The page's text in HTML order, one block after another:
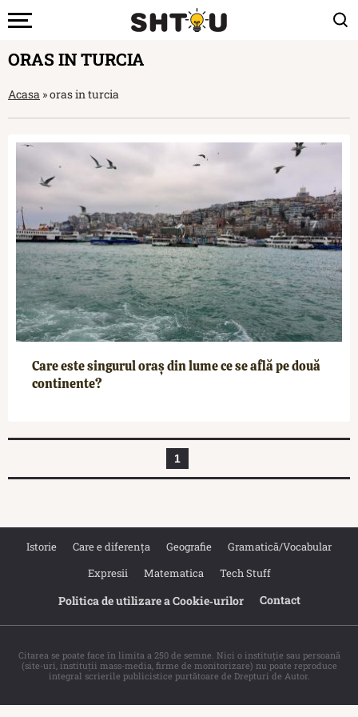
ORAS IN TURCIA
Acasa »oras in turcia
Care este singurul oraș din lume ce se află pe două
continente?
1
Istorie Care e diferența Geografie
Gramatică/Vocabular
Expresii
Matematica Tech Stuff
Politica de utilizare a Cookie‐urilor Contact
Citarea se poate face în limita a 250 de semne. Nici o instituţie sau persoană
(site-uri, instituţii mass-media, firme de monitorizare) nu poate reproduce
integral scrierile publicistice purtătoare de Drepturi de Autor.